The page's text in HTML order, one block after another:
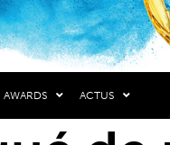
AWARDS ACTUS